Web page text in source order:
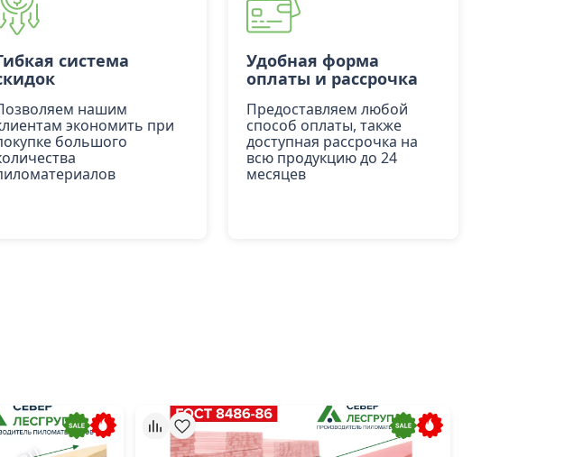
система
нашим
экономить при
большого
Удобная форма
оплаты и рассрочка
Предоставляем любой
способ оплаты, также
доступная рассрочка на
всю продукцию до 24
месяцев